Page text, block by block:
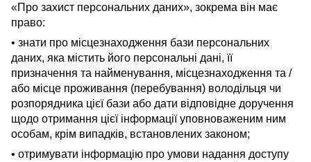
«Про захист персональних даних», зокрема він має
право:
• знати про місцезнаходження бази персональних
даних, яка містить його персональні дані, її
призначення та найменування, місцезнаходження та /
або місце проживання (перебування) володільця чи
розпорядника цієї бази або дати відповідне доручення
щодо отримання цієї інформації уповноваженим ним
особам, крім випадків, встановлених законом;
• отримувати інформацію про умови надання доступу